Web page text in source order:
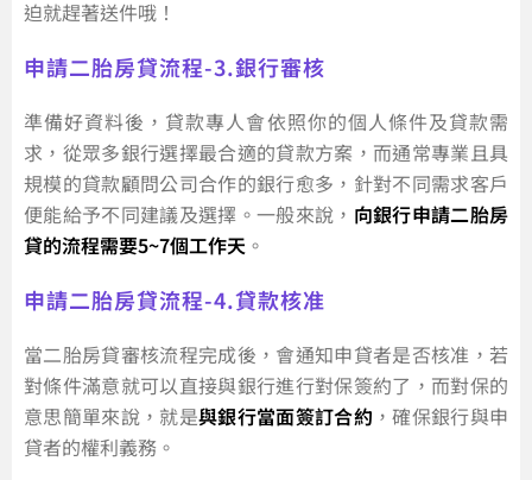
迫就趕著送件哦！
申請二胎房貸流程-3.銀行審核
準備好資料後，貸款專人會依照你的個人條件及貸款需
求，從眾多銀行選擇最合適的貸款方案，而通常專業且具
規模的貸款顧問公司合作的銀行愈多，針對不同需求客戶
便能給予不同建議及選擇。一般來說， 向銀行申請二胎房
貸的流程需要5~7個工作天 。
申請二胎房貸流程-4.貸款核准
當二胎房貸審核流程完成後，會通知申貸者是否核准，若
對條件滿意就可以直接與銀行進行對保簽約了，而對保的
意思簡單來說，就是與銀行當面簽訂合約 ，確保銀行與申
貸者的權利義務。